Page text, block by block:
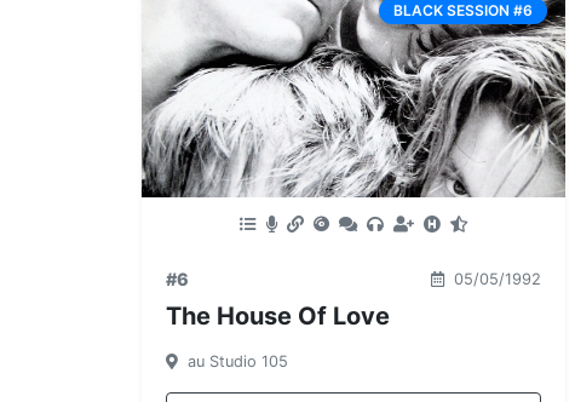
BLACK SESSION #6
#6 05/05/1992
The House Of Love
au Studio 105